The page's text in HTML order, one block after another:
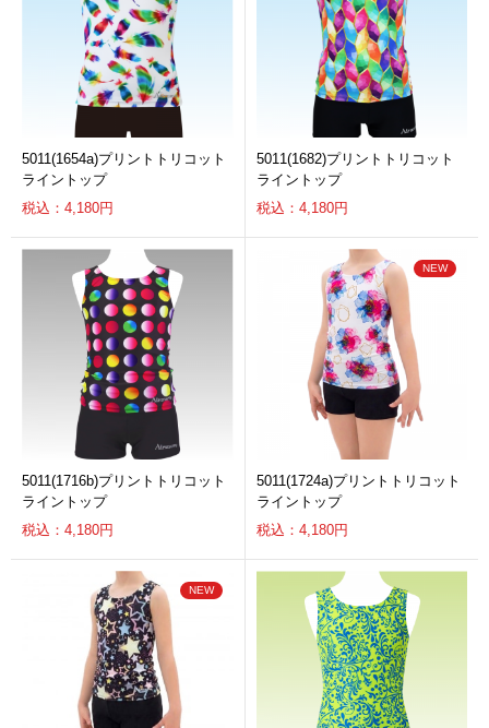
5011(1654a)プリントトリコット
ライントップ
税込：4,180円
5011(1682)プリントトリコット
ライントップ
税込：4,180円
5011(1716b)プリントトリコット
ライントップ
税込：4,180円
5011(1724a)プリントトリコット
ライントップ
税込：4,180円